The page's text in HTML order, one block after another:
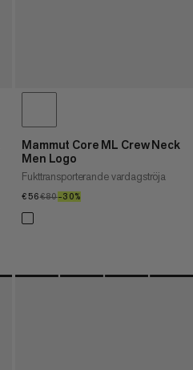
Mammut Core ML Crew Neck
Men Logo
Fukttransporterande vardagströja
€56€56
€80€80
–30%